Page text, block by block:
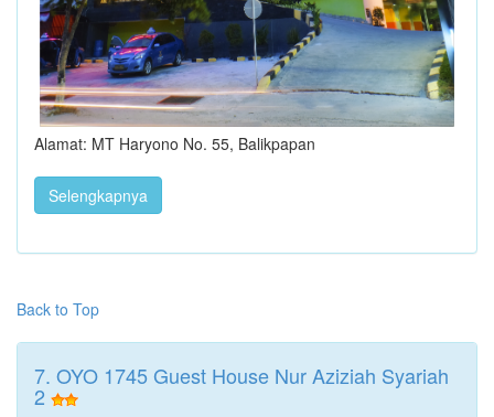
Alamat: MT Haryono No. 55, Balikpapan
Selengkapnya
Back to Top
7. OYO 1745 Guest House Nur Aziziah Syariah
2